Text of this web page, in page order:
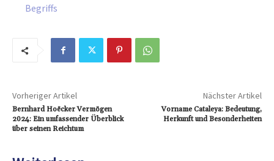
Begriffs
Vorheriger Artikel
Bernhard Hoëcker Vermögen
2024: Ein umfassender Überblick
über seinen Reichtum
Nächster Artikel
Vorname Cataleya: Bedeutung,
Herkunft und Besonderheiten